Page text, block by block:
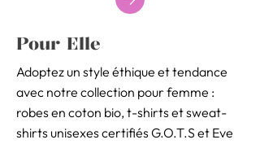
Pour Elle
Adoptez un style éthique et tendance
avec notre collection pour femme :
robes en coton bio, t-shirts et sweat-
shirts unisexes certifiés G.O.T.S et Eve